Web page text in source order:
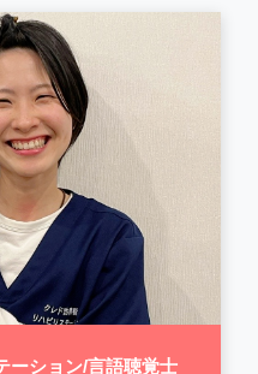
ーション/言語聴覚士